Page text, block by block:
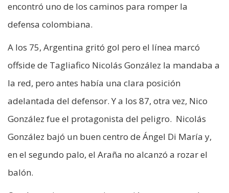
encontró uno de los caminos para romper la
defensa colombiana.
A los 75, Argentina gritó gol pero el línea marcó
offside de Tagliafico Nicolás González la mandaba a
la red, pero antes había una clara posición
adelantada del defensor. Y a los 87, otra vez, Nico
González fue el protagonista del peligro. Nicolás
González bajó un buen centro de Ángel Di María y,
en el segundo palo, el Araña no alcanzó a rozar el
balón.